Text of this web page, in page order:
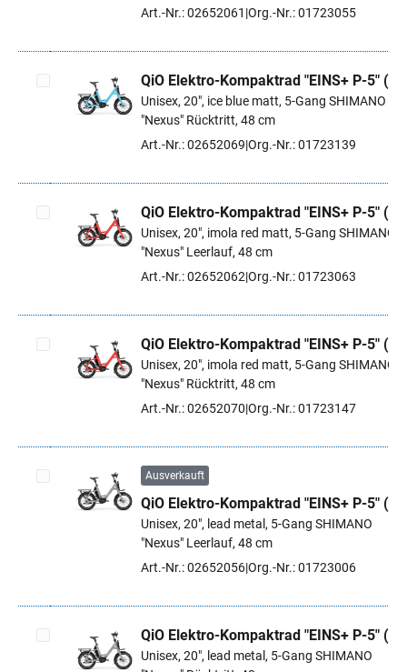
Art.-Nr.: 02652061 Org.-Nr.: 01723055
Artikel auswählen
QiO Elektro-Kompaktrad "EINS+ P-5"
Unisex, 20", ice blue matt, 5-Gang SHIMANO
"Nexus" Rücktritt, 48 cm
Art.-Nr.: 02652069 Org.-Nr.: 01723139
Artikel auswählen
QiO Elektro-Kompaktrad "EINS+ P-5"
Unisex, 20", imola red matt, 5-Gang SHIMANO
"Nexus" Leerlauf, 48 cm
Art.-Nr.: 02652062 Org.-Nr.: 01723063
Artikel auswählen
QiO Elektro-Kompaktrad "EINS+ P-5"
Unisex, 20", imola red matt, 5-Gang SHIMANO
"Nexus" Rücktritt, 48 cm
Art.-Nr.: 02652070 Org.-Nr.: 01723147
Artikel auswählen
Ausverkauft
QiO Elektro-Kompaktrad "EINS+ P-5"
Unisex, 20", lead metal, 5-Gang SHIMANO
"Nexus" Leerlauf, 48 cm
Art.-Nr.: 02652056Org.-Nr.: 01723006
QiO Elektro-Kompaktrad "EINS+ P-5"
Unisex, 20", lead metal, 5-Gang SHIMANO